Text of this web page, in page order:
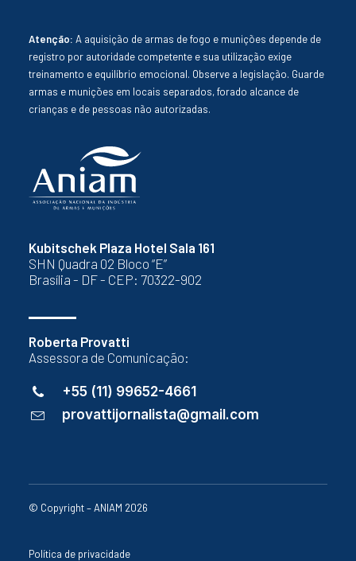
Kubitschek Plaza Hotel Sala 161
SHN Quadra 02 Bloco “E”
Brasília - DF - CEP: 70322-902
Roberta Provatti
Assessora de Comunicação:
+55 (11) 99652-4661
provattijornalista@gmail.com
Atenção: A aquisição de armas de fogo e munições depende de
registro por autoridade competente e sua utilização exige
treinamento e equilíbrio emocional. Observe a legislação. Guarde
armas e munições em locais separados, forado alcance de
crianças e de pessoas não autorizadas.
© Copyright – ANIAM 2026
Política de privacidade